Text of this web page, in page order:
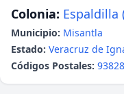
Colonia: Espaldilla
Municipio: Misantla
Estado: Veracruz de
Códigos Postales: 93828